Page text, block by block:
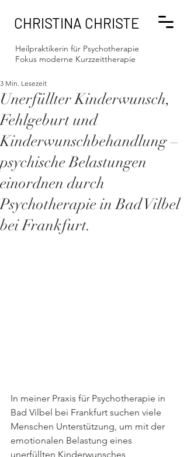
CHRISTINA CHRISTE
Heilpraktikerin für Psychotherapie
Fokus moderne Kurzzeittherapie
Unerfüllter Kinderwunsch,
Fehlgeburt und
Kinderwunschbehandlung –
psychische Belastungen
einordnen durch
Psychotherapie in Bad Vilbel
bei Frankfurt.
3 Min. Lesezeit
In meiner Praxis für Psychotherapie in
Bad Vilbel bei Frankfurt suchen viele
Menschen Unterstützung, um mit der
emotionalen Belastung eines
unerfüllten Kinderwunsches,